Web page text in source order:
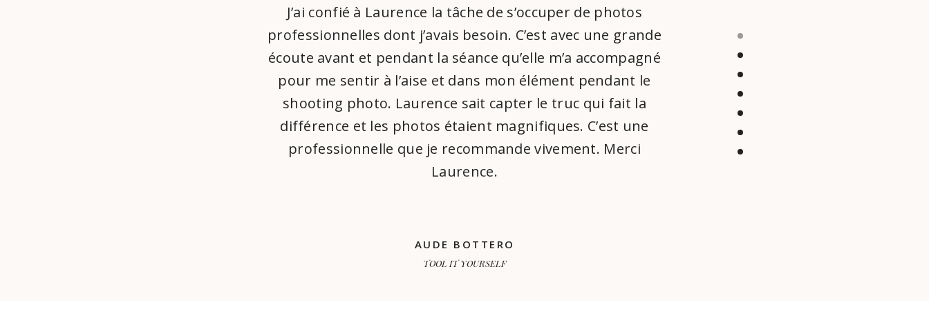
J’ai confié à Laurence la tâche de s’occuper de photos
professionnelles dont j’avais besoin. C’est avec une grande
écoute avant et pendant la séance qu’elle m’a accompagné
pour me sentir à l’aise et dans mon élément pendant le
shooting photo. Laurence sait capter le truc qui fait la
différence et les photos étaient magnifiques. C’est une
professionnelle que je recommande vivement. Merci
Laurence.
AUDE BOTTERO
TOOL IT YOURSELF